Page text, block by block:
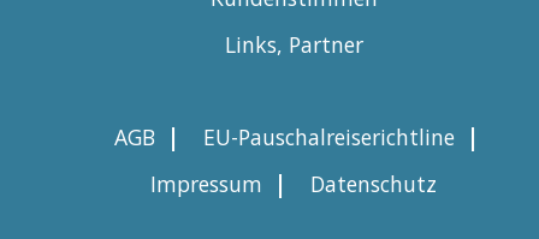
Links, Partner
AGB | EU-Pauschalreiserichtline |
Impressum | Datenschutz